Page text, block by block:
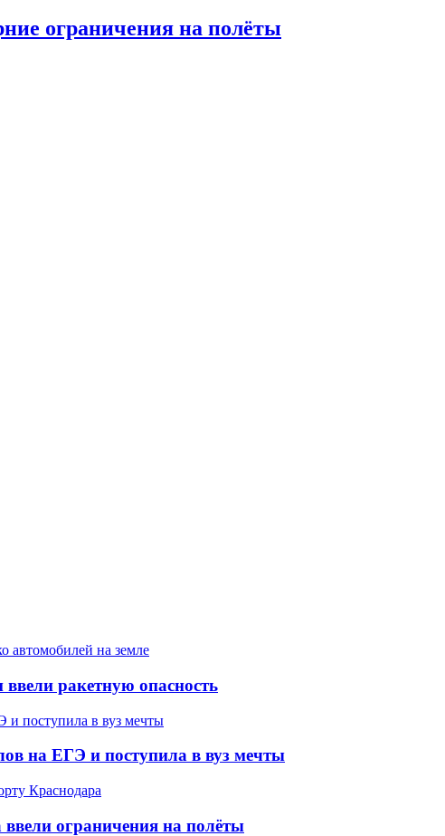
ограничения на полёты
ракетную опасность
на ЕГЭ и поступила в вуз мечты
ограничения на полёты